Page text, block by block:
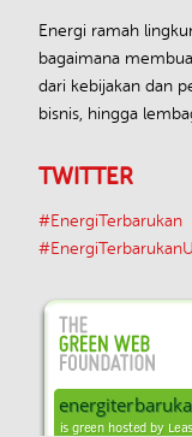
Energi ramah
bagaimana
dari kebijakan dan
bisnis, hingga
TWITTER
#EnergiTerbarukan